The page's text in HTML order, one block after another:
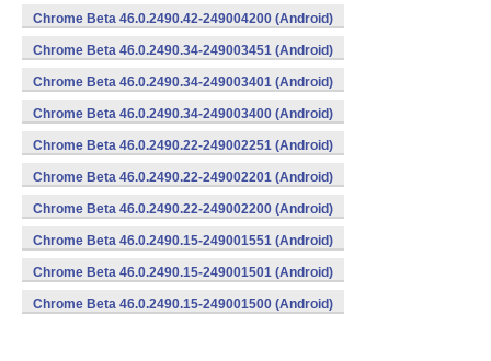
Chrome Beta 46.0.2490.42-249004200 (Android)
Chrome Beta 46.0.2490.34-249003451 (Android)
Chrome Beta 46.0.2490.34-249003401 (Android)
Chrome Beta 46.0.2490.34-249003400 (Android)
Chrome Beta 46.0.2490.22-249002251 (Android)
Chrome Beta 46.0.2490.22-249002201 (Android)
Chrome Beta 46.0.2490.22-249002200 (Android)
Chrome Beta 46.0.2490.15-249001551 (Android)
Chrome Beta 46.0.2490.15-249001501 (Android)
Chrome Beta 46.0.2490.15-249001500 (Android)